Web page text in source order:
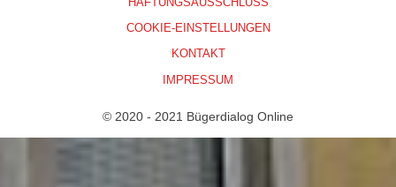
COOKIE-EINSTELLUNGEN
KONTAKT
IMPRESSUM
© 2020 - 2021 Bügerdialog Online